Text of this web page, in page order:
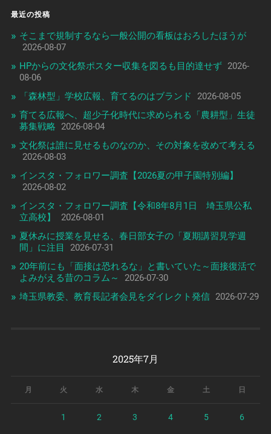
最近の投稿
そこまで規制するなら一般公開の看板はおろしたほうが
2026-08-07
HPからの文化祭ポスター収集を図るも目的達せず 2026-
08-06
「森林型」学校広報、育てるのはブランド
2026-08-05
育てる広報へ、超少子化時代に求められる「農耕型」生徒
募集戦略
2026-08-04
文化祭は誰に見せるものなのか、その対象を改めて考える
2026-08-03
インスタ・フォロワー調査【2026夏の甲子園特別編】
2026-08-02
インスタ・フォロワー調査【令和8年8月1日 埼玉県公私
立高校】
2026-08-01
夏休みに授業を見せる、春日部女子の「夏期講習見学週
間」に注目
2026-07-31
20年前にも「面接は恐れるな」と書いていた～面接復活で
よみがえる昔のコラム～
2026-07-30
埼玉県教委、教育長記者会見をダイレクト発信 2026-07-29
2025年7月
月 火 水 木 金 土 日
1 2 3 4 5 6